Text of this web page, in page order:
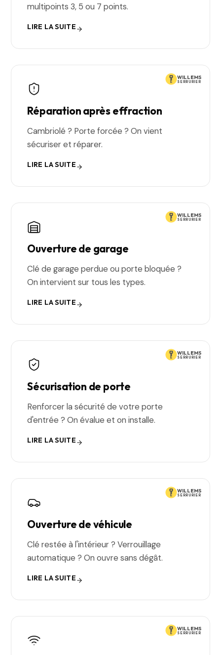
multipoints 3, 5 ou 7 points.
LIRE LA SUITE
WILLEMS
SERRURIER
Réparation après effraction
Cambriolé ? Porte forcée ? On vient
sécuriser et réparer.
LIRE LA SUITE
WILLEMS
SERRURIER
Ouverture de garage
Clé de garage perdue ou porte bloquée ?
On intervient sur tous les types.
LIRE LA SUITE
WILLEMS
SERRURIER
Sécurisation de porte
Renforcer la sécurité de votre porte
d'entrée ? On évalue et on installe.
LIRE LA SUITE
WILLEMS
SERRURIER
Ouverture de véhicule
Clé restée à l'intérieur ? Verrouillage
automatique ? On ouvre sans dégât.
LIRE LA SUITE
WILLEMS
SERRURIER